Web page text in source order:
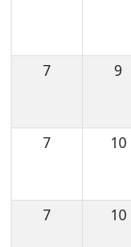
7
9
7
10
7
10